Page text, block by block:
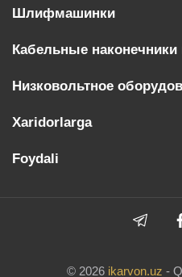
Шлифмашинки
Кабельные наконечники
Низковольтное
Xaridorlarga
Foydali
© 2026 ikarvon.uz -